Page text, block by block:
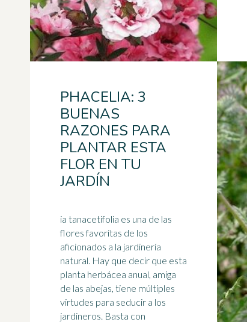
PHACELIA: 3
BUENAS
RAZONES PARA
PLANTAR ESTA
FLOR EN TU
JARDÍN
ia tanacetifolia es una de las
flores favoritas de los
aficionados a la jardinería
natural. Hay que decir que esta
planta herbácea anual, amiga
de las abejas, tiene múltiples
virtudes para seducir a los
jardineros. Basta con